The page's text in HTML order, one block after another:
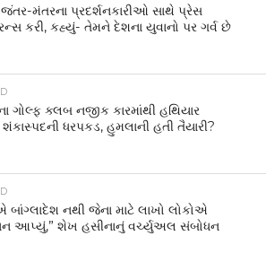
મંતરના પ્રદર્શનકારીઓ સાથે પ્રેસ
કરી, કહ્યું- તેમને દેશના યુવાનો પર ગર્વ છે
ગોલ્ફ ક્લબ નજીક કારમાંથી હથિયાર
ધરપકડ, હુમલાની હતી તૈયારી?
નથી જેના માટે લાખો લોકોએ
આપ્યું,” શેખ હસીનાનું વર્ચ્યુઅલ સંબોધન